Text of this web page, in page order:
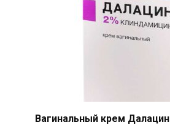
Вагинальный крем